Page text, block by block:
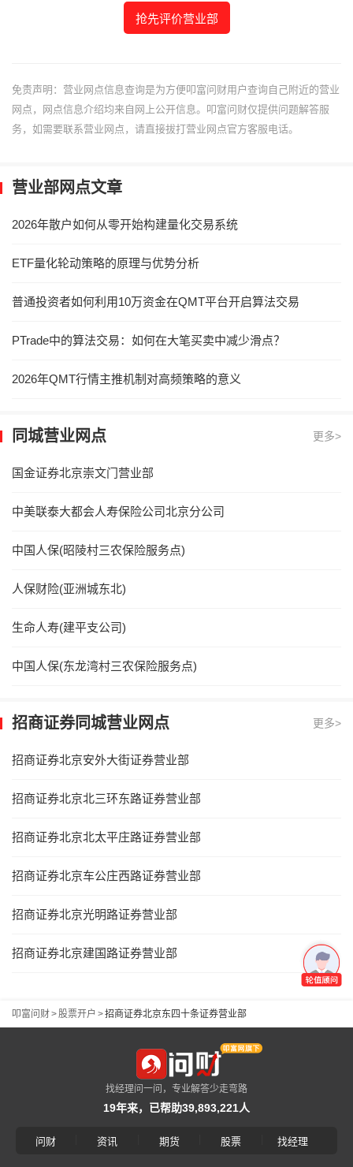
抢先评价营业部
免责声明：营业网点信息查询是为方便叩富问财用户查询自己附近的营业
网点，网点信息介绍均来自网上公开信息。叩富问财仅提供问题解答服
务，如需要联系营业网点，请直接拔打营业网点官方客服电话。
营业部网点文章
2026年散户如何从零开始构建量化交易系统
ETF量化轮动策略的原理与优势分析
普通投资者如何利用10万资金在QMT平台开启算法交易
PTrade中的算法交易：如何在大笔买卖中减少滑点？
2026年QMT行情主推机制对高频策略的意义
同城营业网点 更多>
国金证券北京崇文门营业部
中美联泰大都会人寿保险公司北京分公司
中国人保(昭陵村三农保险服务点)
人保财险(亚洲城东北)
生命人寿(建平支公司)
中国人保(东龙湾村三农保险服务点)
招商证券同城营业网点 更多>
招商证券北京安外大街证券营业部
招商证券北京北三环东路证券营业部
招商证券北京北太平庄路证券营业部
招商证券北京车公庄西路证券营业部
招商证券北京光明路证券营业部
招商证券北京建国路证券营业部
叩富问财> 股票开户 >招商证券北京东四十条证券营业部
找经理问一问，专业解答少走弯路
19年来，已帮助39,893,221人
问财 资讯 期货 股票 找经理